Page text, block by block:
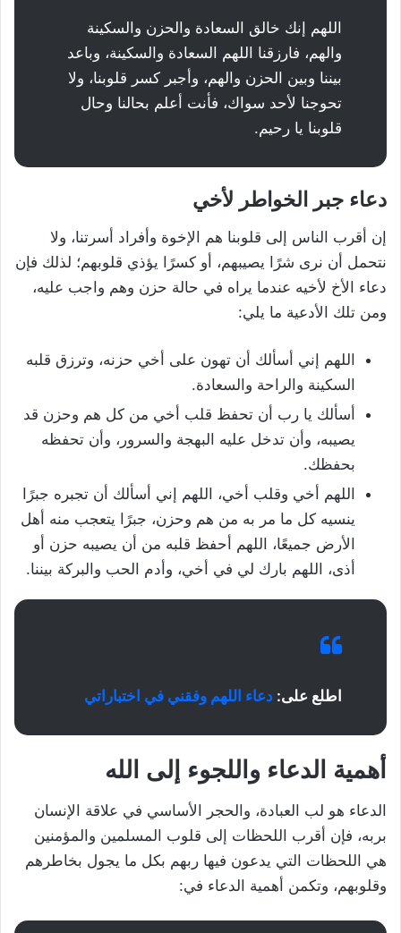
اللهم إنك خالق السعادة والحزن والسكينة
والهم، فارزقنا اللهم السعادة والسكينة، وباعد
بيننا وبين الحزن والهم، وأجبر كسر قلوبنا، ولا
تحوجنا لأحد سواك، فأنت أعلم بحالنا وحال
قلوبنا يا رحيم.
دعاء جبر الخواطر لأخي
إن أقرب الناس إلى قلوبنا هم الإخوة وأفراد أسرتنا، ولا
نتحمل أن نرى شرًا يصيبهم، أو كسرًا يؤذي قلوبهم؛ لذلك فإن
دعاء الأخ لأخيه عندما يراه في حالة حزن وهم واجب عليه،
ومن تلك الأدعية ما يلي:
اللهم إني أسألك أن تهون على أخي حزنه، وترزق قلبه
السكينة والراحة والسعادة.
أسألك يا رب أن تحفظ قلب أخي من كل هم وحزن قد
يصيبه، وأن تدخل عليه البهجة والسرور، وأن تحفظه
بحفظك.
اللهم أخي وقلب أخي، اللهم إني أسألك أن تجبره جبرًا
ينسيه كل ما مر به من هم وحزن، جبرًا يتعجب منه أهل
الأرض جميعًا، اللهم أحفظ قلبه من أن يصيبه حزن أو
أذى، اللهم بارك لي في أخي، وأدم الحب والبركة بيننا.
اطلع على: دعاء اللهم وفقني في اختباراتي
أهمية الدعاء واللجوء إلى الله
الدعاء هو لب العبادة، والحجر الأساسي في علاقة الإنسان
بربه، فإن أقرب اللحظات إلى قلوب المسلمين والمؤمنين
هي اللحظات التي يدعون فيها ربهم بكل ما يجول بخاطرهم
وقلوبهم، وتكمن أهمية الدعاء في: